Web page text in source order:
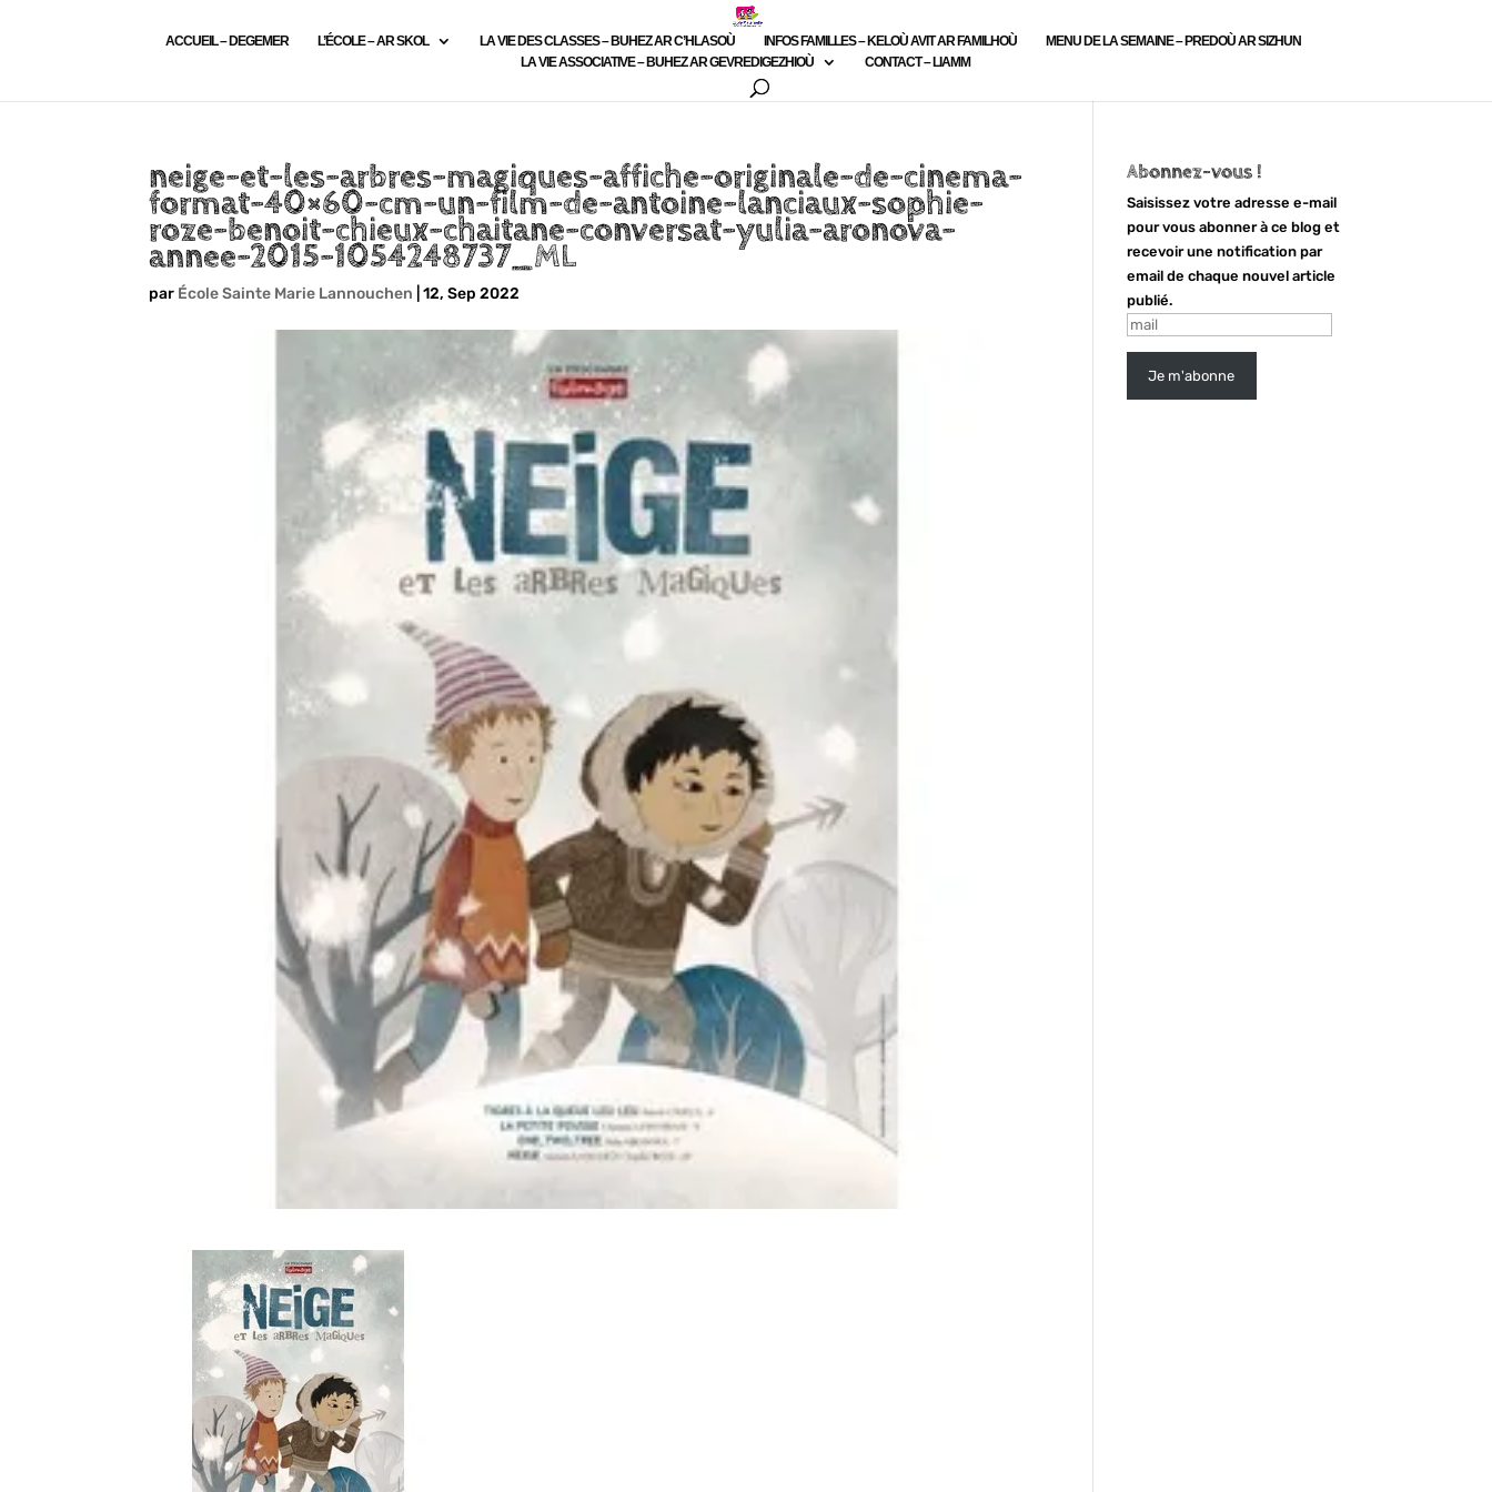
ACCUEIL – DEGEMER L’ÉCOLE – AR SKOL LA VIE DES CLASSES – BUHEZ AR C’HLASOÙ INFOS FAMILLES – KELOÙ AVIT AR FAMILHOÙ
MENU DE LA SEMAINE – PREDOÙ AR SIZHUN
LA VIE ASSOCIATIVE – BUHEZ AR GEVREDIGEZHIOÙ
CONTACT – LIAMM
neige-et-les-arbres-magiques-affiche-originale-de-cinema-
format-40×60-cm-un-film-de-antoine-lanciaux-sophie-
roze-benoit-chieux-chaitane-conversat-yulia-aronova-
annee-2015-1054248737_ML
par École Sainte Marie Lannouchen |12, Sep 2022
Abonnez-vous !
Saisissez votre adresse e-mail
pour vous abonner à ce blog et
recevoir une notification par
email de chaque nouvel article
publié.
mail
Je m'abonne